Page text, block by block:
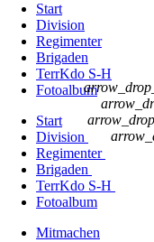
Start
Division
Regimenter
Brigaden
TerrKdo S-H
Fotoalbum
Start
Division
Regimenter
Brigaden
TerrKdo S-H
Fotoalbum
Mitmachen